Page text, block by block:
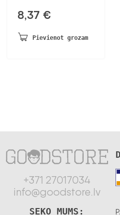
8,37 €
Pievienot grozam
+371 27017034
info@goodstore.lv
SEKO MUMS: